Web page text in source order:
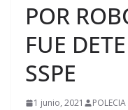
POR
FUE
SSPE
1 junio, 2021